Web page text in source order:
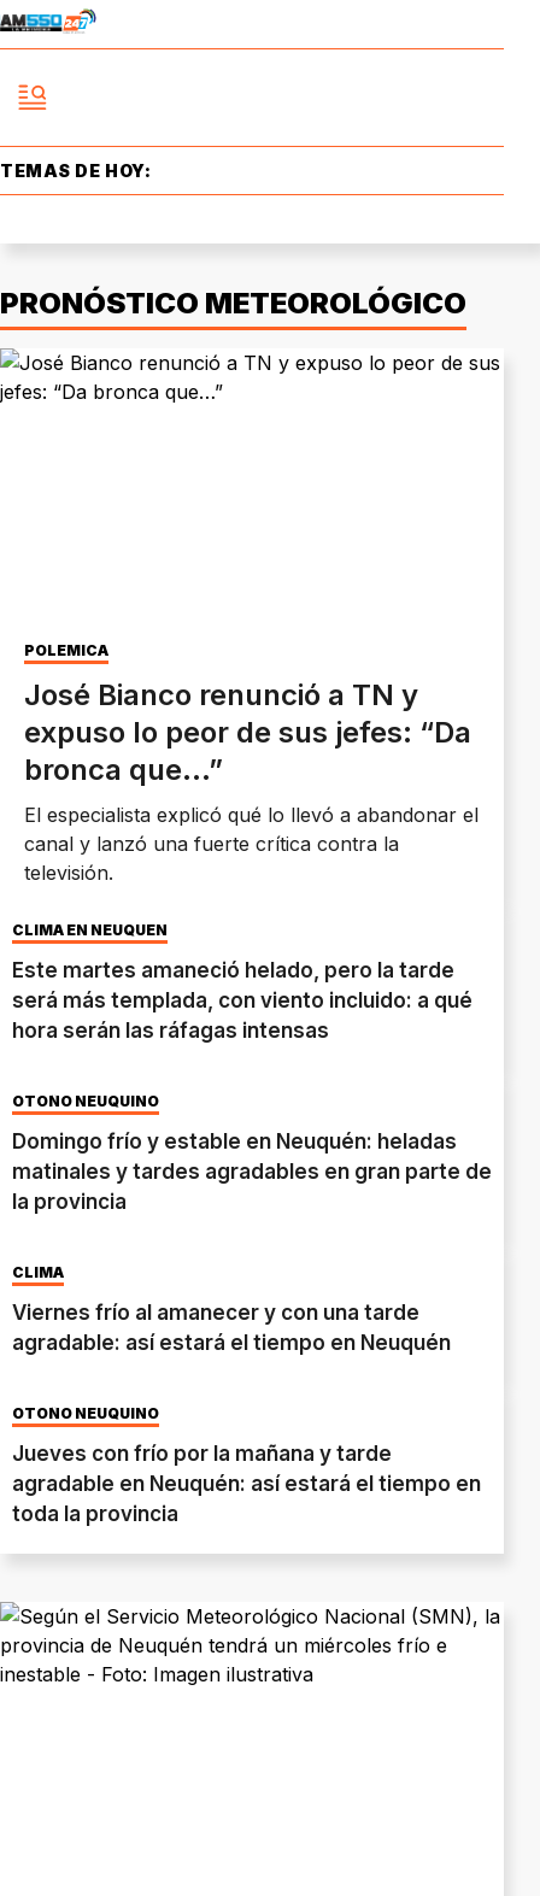
TEMAS DE HOY:
PRONÓSTICO METEOROLÓGICO
POLÉMICA
José Bianco renunció a TN y
expuso lo peor de sus jefes: “Da
bronca que…”
El especialista explicó qué lo llevó a abandonar el
canal y lanzó una fuerte crítica contra la
televisión.
CLIMA EN NEUQUÉN
Este martes amaneció helado, pero la tarde
será más templada, con viento incluido: a qué
hora serán las ráfagas intensas
OTOÑO NEUQUINO
Domingo frío y estable en Neuquén: heladas
matinales y tardes agradables en gran parte de
la provincia
CLIMA
Viernes frío al amanecer y con una tarde
agradable: así estará el tiempo en Neuquén
OTOÑO NEUQUINO
Jueves con frío por la mañana y tarde
agradable en Neuquén: así estará el tiempo en
toda la provincia